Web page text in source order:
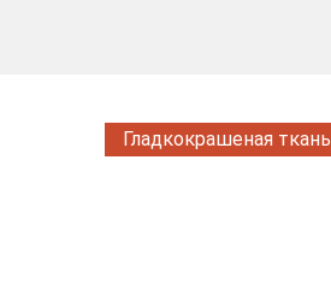
Гладкокрашеная ткань